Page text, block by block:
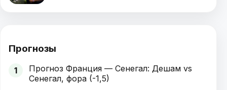
Прогнозы
1
Прогноз Франция — Сенегал: Дешам vs
Сенегал, фора (-1,5)